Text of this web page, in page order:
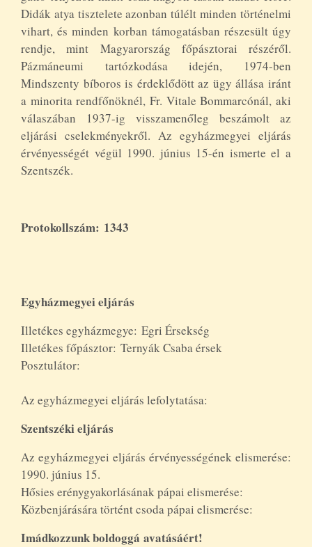
Didák atya tisztelete azonban túlélt minden történelmi
vihart, és minden korban támogatásban részesült úgy
rendje, mint Magyarország főpásztorai részéről.
Pázmáneumi tartózkodása idején, 1974-ben
Mindszenty bíboros is érdeklődött az ügy állása iránt
a minorita rendfőnöknél, Fr. Vitale Bommarcónál, aki
válaszában 1937-ig visszamenőleg beszámolt az
eljárási cselekményekről. Az egyházmegyei eljárás
érvényességét végül 1990. június 15-én ismerte el a
Szentszék.
Protokollszám: 1343
Egyházmegyei eljárás
Illetékes egyházmegye: Egri Érsekség
Illetékes főpásztor: Ternyák Csaba érsek
Posztulátor:
Az egyházmegyei eljárás lefolytatása:
Szentszéki eljárás
Az egyházmegyei eljárás érvényességének elismerése:
1990. június 15.
Hősies erénygyakorlásának pápai elismerése:
Közbenjárására történt csoda pápai elismerése:
Imádkozzunk boldoggá avatásáért!